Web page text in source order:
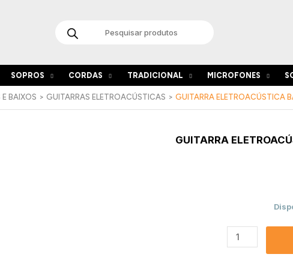
search
SOPROS CORDAS TRADICIONAL MICROFONES
BAIXOS GUITARRAS ELETROACÚSTICAS GUITARRA ELETROACÚSTICA
GUITARRAde